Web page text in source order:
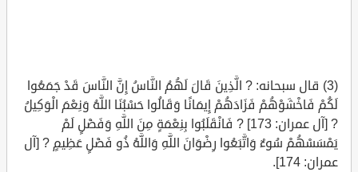
(3) قال سبحانه: ? الَّذِينَ قَالَ لَهُمُ النَّاسُ إِنَّ النَّاسَ قَدْ جَمَعُوا
لَكُمْ فَاخْشَوْهُمْ فَزَادَهُمْ إِيمَانًا وَقَالُوا حَسْبُنَا اللَّهُ وَنِعْمَ الْوَكِيلُ
? [آل عمران: 173] ? فَانْقَلَبُوا بِنِعْمَةٍ مِنَ اللَّهِ وَفَضْلٍ لَمْ
يَمْسَسْهُمْ سُوءٌ وَاتَّبَعُوا رِضْوَانَ اللَّهِ وَاللَّهُ ذُو فَضْلٍ عَظِيمٍ ? [آل
عمران: 174].